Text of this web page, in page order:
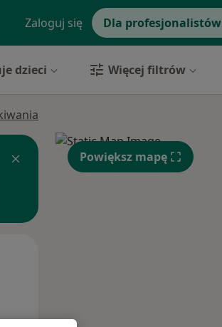
Zaloguj się Dla profesjonalistów
dzieci Więcej filtrów
Powiększ mapę